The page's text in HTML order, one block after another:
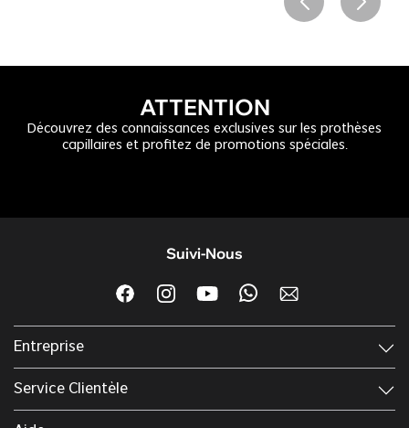
ATTENTION
Découvrez des connaissances exclusives sur les prothèses
capillaires et profitez de promotions spéciales.
Entreprise
Service Clientèle
Suivi-Nous